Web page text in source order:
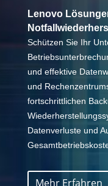
Lenovo
Schützen Sie Ihr
und effektive
und
fortschrittlichen
Datenverluste und
Mehr Erfahren